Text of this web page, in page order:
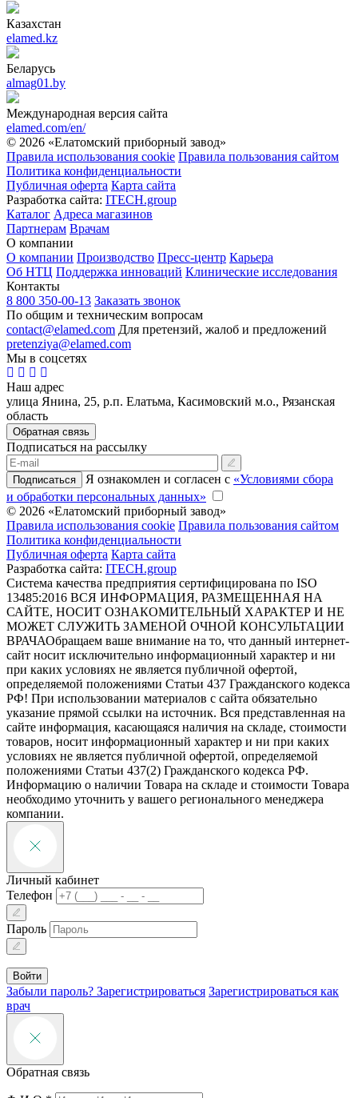
Казахстан
elamed.kz
Беларусь
almag01.by
Международная версия сайта
elamed.com/en/
© 2026 «Елатомский приборный завод»
Правила использования cookie Правила пользования сайтом
Политика конфиденциальности
Публичная оферта Карта сайта
Разработка сайта: ITECH.group
Каталог Адреса магазинов
Партнерам Врачам
О компании
О компании Производство Пресс-центр Карьера
Об НТЦ Поддержка инноваций Клинические исследования
Контакты
8 800 350-00-13 Заказать звонок
По общим и техническим вопросам
contact@elamed.com Для претензий, жалоб и предложений
pretenziya@elamed.com
Мы в соцсетях
Наш адрес
улица Янина, 25, р.п. Елатьма, Касимовский м.о., Рязанская
область
Обратная связь
Подписаться на рассылку
Подписаться Я ознакомлен и согласен с «Условиями сбора
и обработки персональных данных»
© 2026 «Елатомский приборный завод»
Правила использования cookie Правила пользования сайтом
Политика конфиденциальности
Публичная оферта Карта сайта
Разработка сайта: ITECH.group
Система качества предприятия сертифицирована по ISO
13485:2016 ВСЯ ИНФОРМАЦИЯ, РАЗМЕЩЕННАЯ НА
САЙТЕ, НОСИТ ОЗНАКОМИТЕЛЬНЫЙ ХАРАКТЕР И НЕ
МОЖЕТ СЛУЖИТЬ ЗАМЕНОЙ ОЧНОЙ КОНСУЛЬТАЦИИ
ВРАЧАОбращаем ваше внимание на то, что данный интернет-
сайт носит исключительно информационный характер и ни
при каких условиях не является публичной офертой,
определяемой положениями Статьи 437 Гражданского кодекса
РФ! При использовании материалов с сайта обязательно
указание прямой ссылки на источник. Вся представленная на
сайте информация, касающаяся наличия на складе, стоимости
товаров, носит информационный характер и ни при каких
условиях не является публичной офертой, определяемой
положениями Статьи 437(2) Гражданского кодекса РФ.
Информацию о наличии Товара на складе и стоимости Товара
необходимо уточнить у вашего регионального менеджера
компании.
Личный кабинет
Телефон
Пароль
Войти
Забыли пароль? Зарегистрироваться Зарегистрироваться как
врач
Обратная связь